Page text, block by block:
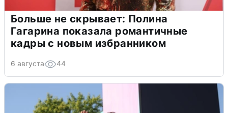
Больше не скрывает: Полина
Гагарина показала романтичные
кадры с новым избранником
6 августа 44